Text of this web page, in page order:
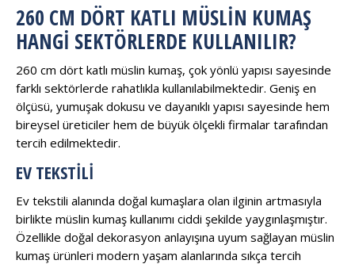
260 CM DÖRT KATLI MÜSLIN KUMAŞ
HANGI SEKTÖRLERDE KULLANILIR?
260 cm dört katlı müslin kumaş, çok yönlü yapısı sayesinde
farklı sektörlerde rahatlıkla kullanılabilmektedir. Geniş en
ölçüsü, yumuşak dokusu ve dayanıklı yapısı sayesinde hem
bireysel üreticiler hem de büyük ölçekli firmalar tarafından
tercih edilmektedir.
EV TEKSTILI
Ev tekstili alanında doğal kumaşlara olan ilginin artmasıyla
birlikte müslin kumaş kullanımı ciddi şekilde yaygınlaşmıştır.
Özellikle doğal dekorasyon anlayışına uyum sağlayan müslin
kumaş ürünleri modern yaşam alanlarında sıkça tercih